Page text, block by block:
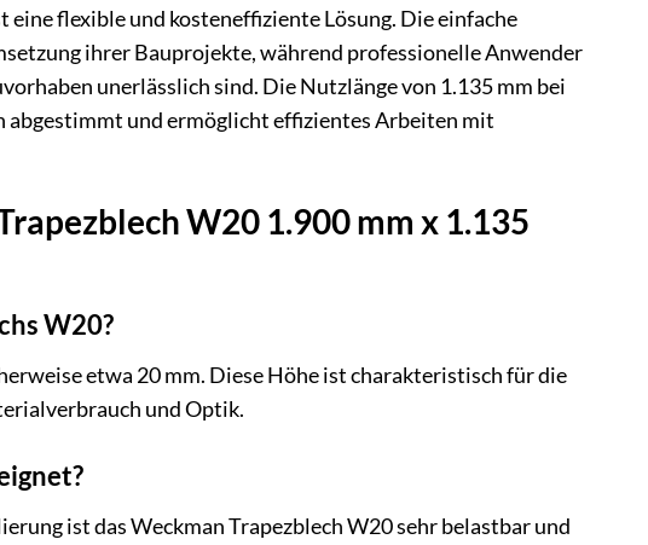
flexible und kosteneffiziente Lösung. Die einfache
ihrer Bauprojekte, während professionelle Anwender
unerlässlich sind. Die Nutzlänge von 1.135 mm bei
abgestimmt und ermöglicht effizientes Arbeiten mit
W20 1.900 mm x 1.135
W20?
etwa 20 mm. Diese Höhe ist charakteristisch für die
und Optik.
ist das Weckman Trapezblech W20 sehr belastbar und